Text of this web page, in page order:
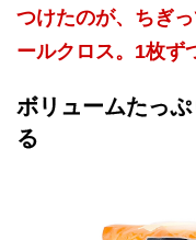
つけたのが、ちぎ
ールクロス。1枚ず
ボリュームたっ
る